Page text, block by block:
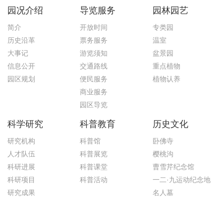
园况介绍
简介
历史沿革
大事记
信息公开
园区规划
导览服务
开放时间
票务服务
游览须知
交通路线
便民服务
商业服务
园区导览
园林园艺
专类园
温室
盆景园
重点植物
植物认养
科学研究
研究机构
人才队伍
科研进展
科研项目
研究成果
科普教育
科普馆
科普展览
科普课堂
科普活动
历史文化
卧佛寺
樱桃沟
曹雪芹纪念馆
一二·九运动纪念地
名人墓